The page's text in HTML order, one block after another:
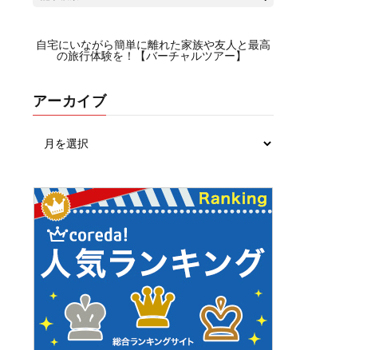
自宅にいながら簡単に離れた家族や友人と最高
の旅行体験を！【バーチャルツアー】
アーカイブ